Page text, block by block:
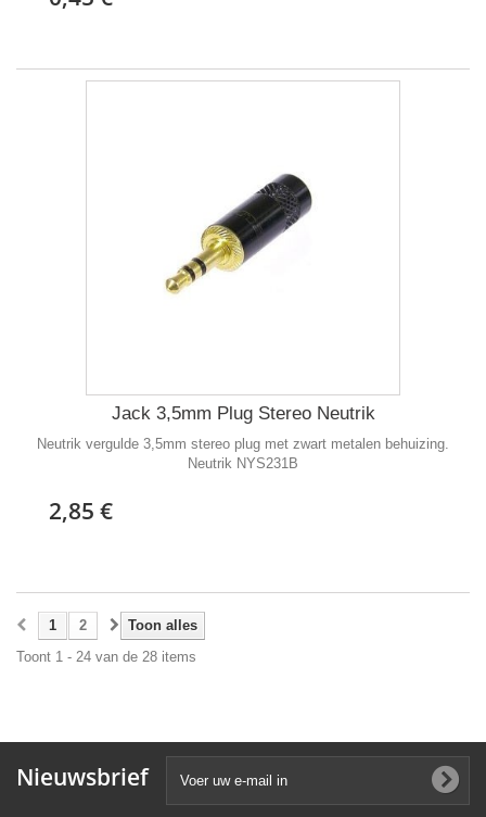
Jack 3,5mm Plug Stereo Neutrik
Neutrik vergulde 3,5mm stereo plug met zwart metalen behuizing.
Neutrik NYS231B
2,85 €
Toon alles
1
2
Toont 1 - 24 van de 28 items
Nieuwsbrief